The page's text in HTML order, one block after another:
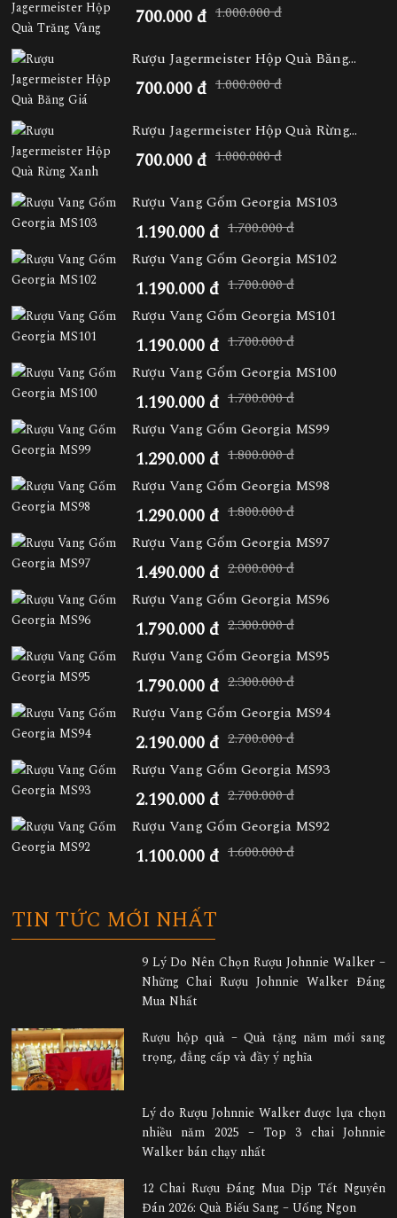
700.000 đ 1.000.000 đ
Rượu Jagermeister Hộp Quà Băng...
700.000 đ 1.000.000 đ
Rượu Jagermeister Hộp Quà Rừng...
700.000 đ 1.000.000 đ
Rượu Vang Gốm Georgia MS103
1.190.000 đ 1.700.000 đ
Rượu Vang Gốm Georgia MS102
1.190.000 đ 1.700.000 đ
Rượu Vang Gốm Georgia MS101
1.190.000 đ 1.700.000 đ
Rượu Vang Gốm Georgia MS100
1.190.000 đ 1.700.000 đ
Rượu Vang Gốm Georgia MS99
1.290.000 đ 1.800.000 đ
Rượu Vang Gốm Georgia MS98
1.290.000 đ 1.800.000 đ
Rượu Vang Gốm Georgia MS97
1.490.000 đ 2.000.000 đ
Rượu Vang Gốm Georgia MS96
1.790.000 đ 2.300.000 đ
Rượu Vang Gốm Georgia MS95
1.790.000 đ 2.300.000 đ
Rượu Vang Gốm Georgia MS94
2.190.000 đ 2.700.000 đ
Rượu Vang Gốm Georgia MS93
2.190.000 đ 2.700.000 đ
Rượu Vang Gốm Georgia MS92
1.100.000 đ 1.600.000 đ
TIN TỨC MỚI NHẤT
9 Lý Do Nên Chọn Rượu Johnnie Walker –
Những Chai Rượu Johnnie Walker Đáng
Mua Nhất
Rượu hộp quà – Quà tặng năm mới sang
trọng, đẳng cấp và đầy ý nghĩa
Lý do Rượu Johnnie Walker được lựa chọn
nhiều năm 2025 – Top 3 chai Johnnie
Walker bán chạy nhất
12 Chai Rượu Đáng Mua Dịp Tết Nguyên
Đán 2026: Quà Biếu Sang – Uống Ngon